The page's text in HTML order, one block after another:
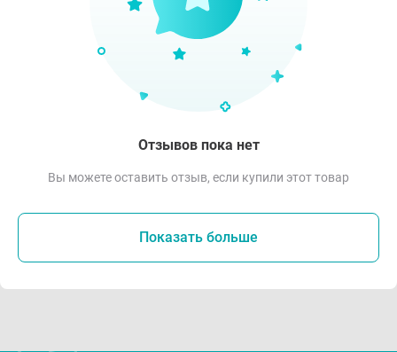
Отзывов пока нет
Вы можете оставить отзыв, если купили этот товар
Показать больше